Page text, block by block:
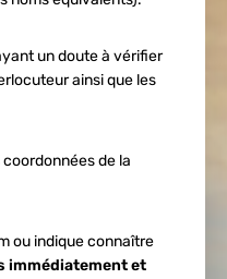
un doute à vérifier
ainsi que les
de la
ou indique connaître
immédiatement et